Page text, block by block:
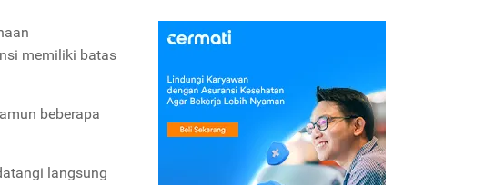
memiliki batas
beberapa
langsung